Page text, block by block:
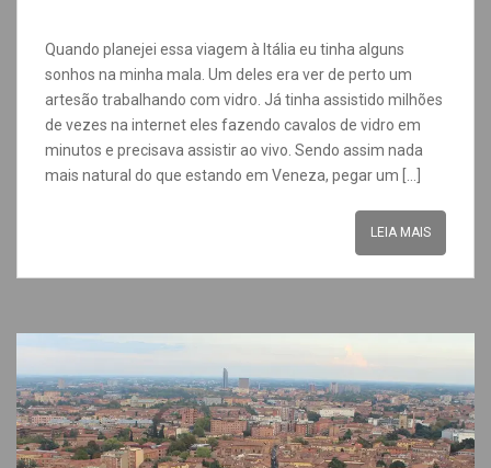
Quando planejei essa viagem à Itália eu tinha alguns
sonhos na minha mala. Um deles era ver de perto um
artesão trabalhando com vidro. Já tinha assistido milhões
de vezes na internet eles fazendo cavalos de vidro em
minutos e precisava assistir ao vivo. Sendo assim nada
mais natural do que estando em Veneza, pegar um […]
LEIA MAIS